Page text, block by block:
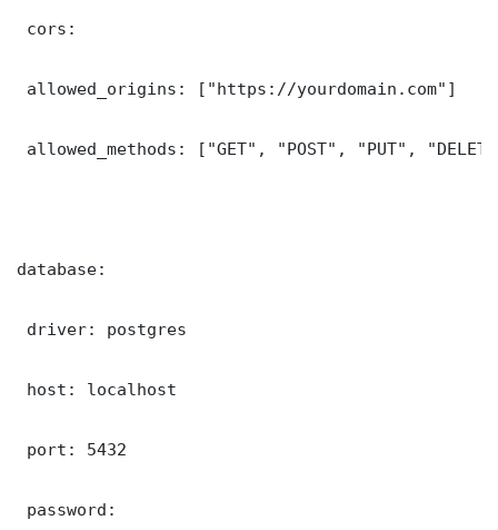
cors:
allowed_origins: ["https://yourdomain.com"]
allowed_methods: ["GET", "POST", "PUT",
database:
driver: postgres
host: localhost
port: 5432
password: